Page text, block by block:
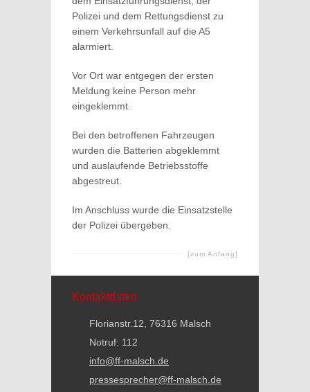
Polizei und dem Rettungsdienst zu
einem Verkehrsunfall auf die A5
alarmiert.
Vor Ort war entgegen der ersten
Meldung keine Person mehr
eingeklemmt.
Bei den betroffenen Fahrzeugen
wurden die Batterien abgeklemmt
und auslaufende Betriebsstoffe
abgestreut.
Im Anschluss wurde die Einsatzstelle
der Polizei übergeben.
[zum Anfang]
Kontaktdaten
Florianstr.12, 76316 Malsch
Notruf: 112
info@ff-malsch.de
pressesprecher@ff-malsch.de